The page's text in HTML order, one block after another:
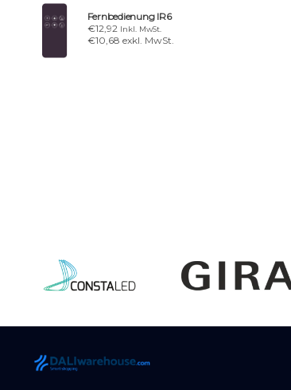
Fernbedienung IR6
€12,92 Inkl. MwSt.
€10,68 exkl. MwSt.